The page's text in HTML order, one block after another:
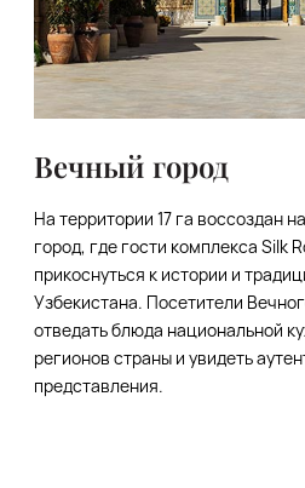
Вечный город
На территории 17 га воссоздан
город, где гости комплекса Silk
прикоснуться к истории и
Узбекистана. Посетители
отведать блюда национальной
регионов страны и увидеть
представления.